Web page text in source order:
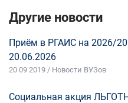
Другие новости
Приём в РГАИС на 2026/
20.06.2026
20 09 2019 / Новости ВУЗов
Социальная акция